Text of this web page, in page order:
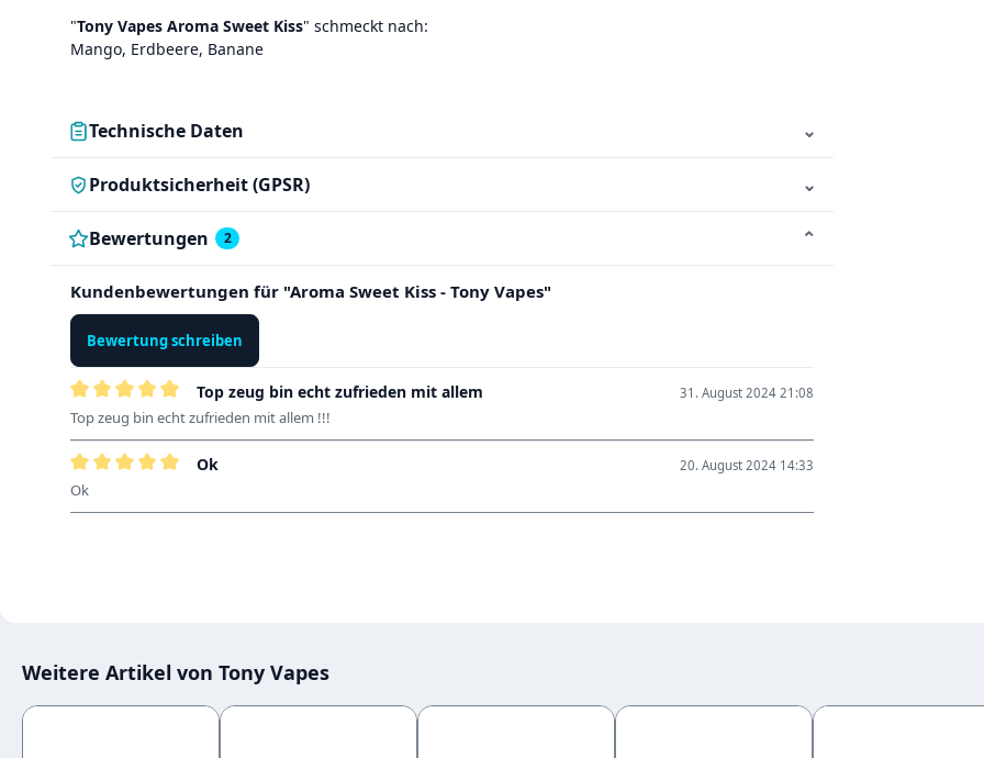
"Tony Vapes Aroma Sweet Kiss" schmeckt nach:
Mango, Erdbeere, Banane
Technische Daten ⌄
Produktsicherheit (GPSR) ⌄
Bewertungen 2 ⌄
Kundenbewertungen für "Aroma Sweet Kiss - Tony Vapes"
Bewertung schreiben
31. August 2024 21:08
Bewertung mit 5 von 5 Sternen
Top zeug bin echt zufrieden mit allem
Top zeug bin echt zufrieden mit allem !!!
20. August 2024 14:33
Bewertung mit 5 von 5 Sternen
Ok
Ok
Weitere Artikel von Tony Vapes
Produktgalerie überspringen